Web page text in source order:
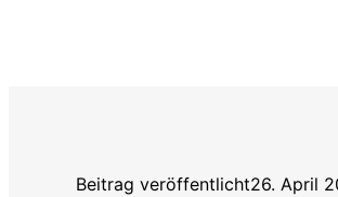
Beitrag veröffentlicht26. April